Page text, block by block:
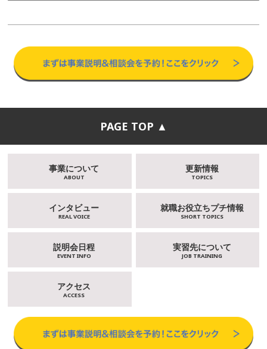
PAGE TOP ▲
事業について
ABOUT
更新情報
TOPICS
インタビュー
REAL VOICE
就職お役立ちプチ情報
SHORT TOPICS
説明会日程
EVENT INFO
実習先について
JOB TRAINING
アクセス
ACCESS